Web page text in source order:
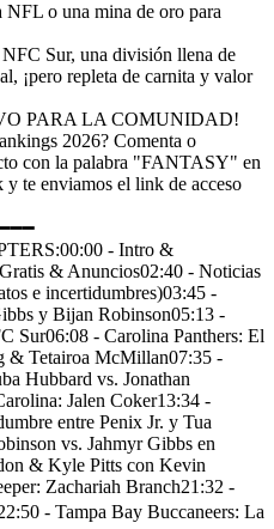
o una mina de oro para
Sur, una división llena de
¡pero repleta de carnita y valor
PARA LA COMUNIDAD!
2026? Comenta o
con la palabra "FANTASY" en
te enviamos el link de acceso
- Intro &
& Anuncios02:40 - Noticias
e incertidumbres)03:45 -
y Bijan Robinson05:13 -
Sur06:08 - Carolina Panthers: El
& Tetairoa McMillan07:35 -
Hubbard vs. Jonathan
Jalen Coker13:34 -
entre Penix Jr. y Tua
vs. Jahmyr Gibbs en
& Kyle Pitts con Kevin
Zachariah Branch21:32 -
- Tampa Bay Buccaneers: La